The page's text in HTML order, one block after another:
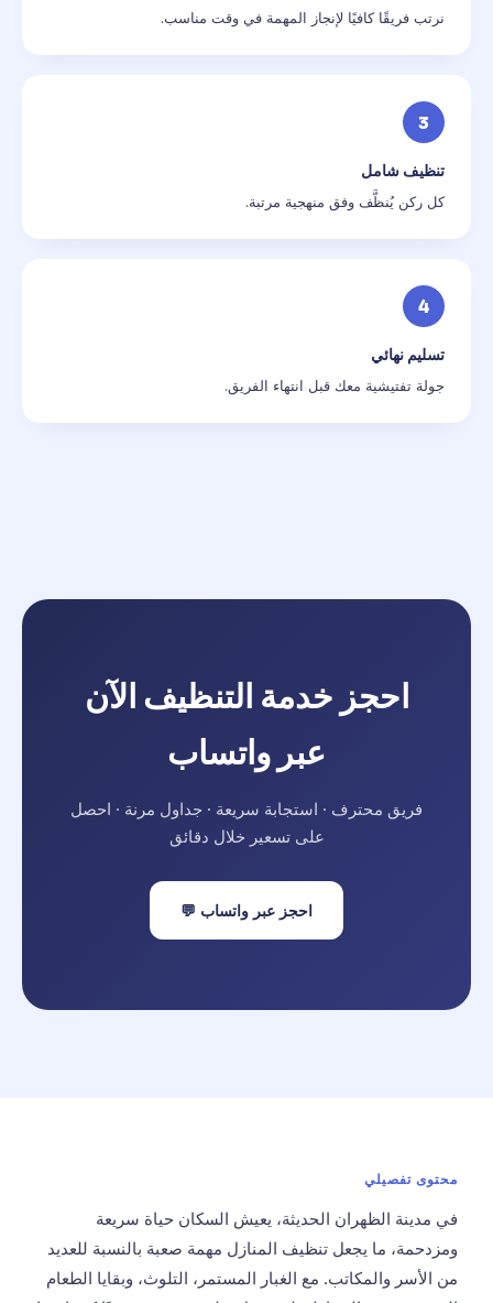
نرتب فريقًا كافيًا لإنجاز المهمة في وقت مناسب.
3
تنظيف شامل
كل ركن يُنظَّف وفق منهجية مرتبة.
4
تسليم نهائي
جولة تفتيشية معك قبل انتهاء الفريق.
احجز خدمة التنظيف الآن
عبر واتساب
فريق محترف · استجابة سريعة · جداول مرنة · احصل
على تسعير خلال دقائق
احجز عبر واتساب 💬
محتوى تفصيلي
في مدينة الظهران الحديثة، يعيش السكان حياة سريعة
ومزدحمة، ما يجعل تنظيف المنازل مهمة صعبة بالنسبة للعديد
من الأسر والمكاتب. مع الغبار المستمر، التلوث، وبقايا الطعام